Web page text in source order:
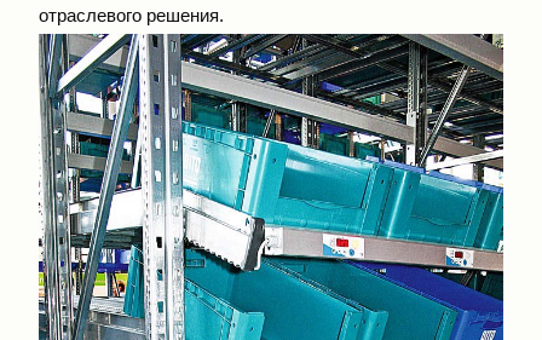
отраслевого решения.